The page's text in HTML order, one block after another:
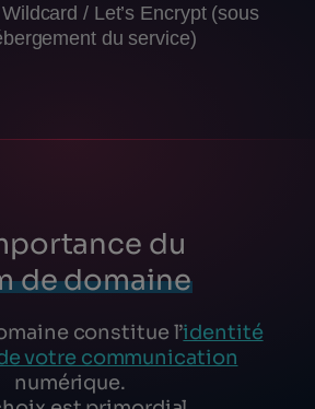
/ Let’s Encrypt (sous
du service)
du
de domaine
constitue l’identité
votre communication
numérique.